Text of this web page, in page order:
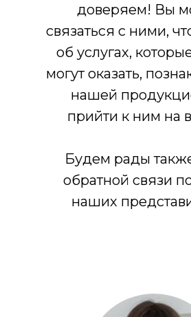
доверяем! Вы
связаться с ними,
об услугах,
могут оказать,
нашей
прийти к ним на
Будем рады
обратной связи
наших